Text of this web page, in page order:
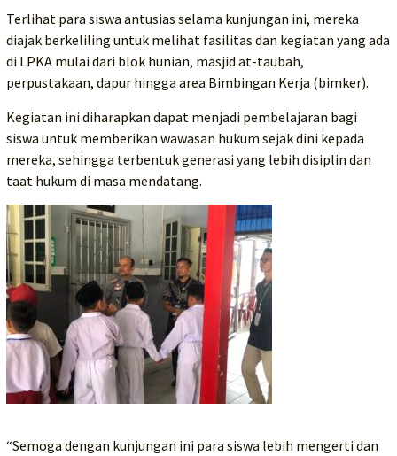
Terlihat para siswa antusias selama kunjungan ini, mereka
diajak berkeliling untuk melihat fasilitas dan kegiatan yang ada
di LPKA mulai dari blok hunian, masjid at-taubah,
perpustakaan, dapur hingga area Bimbingan Kerja (bimker).
Kegiatan ini diharapkan dapat menjadi pembelajaran bagi
siswa untuk memberikan wawasan hukum sejak dini kepada
mereka, sehingga terbentuk generasi yang lebih disiplin dan
taat hukum di masa mendatang.
“Semoga dengan kunjungan ini para siswa lebih mengerti dan